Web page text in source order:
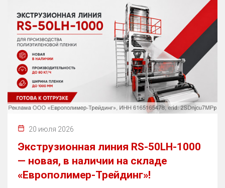
20 июля 2026
Экструзионная линия RS-50LH-1000
— новая, в наличии на складе
«Европолимер-Трейдинг»!